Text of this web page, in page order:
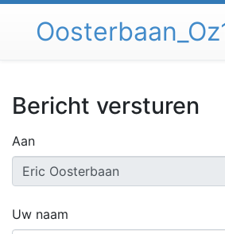
naar
Bericht versturen
Aan
Uw naam